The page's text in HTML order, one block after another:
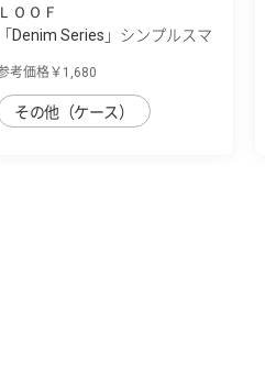
ＬＯＯＦ
「Denim Series」シンプルスマ
考価格￥1,680
その他（ケース）